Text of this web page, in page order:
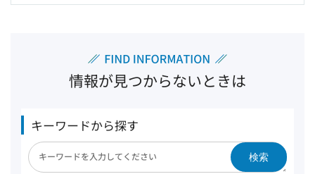
情報が見つからないときは
キーワードから探す
検索